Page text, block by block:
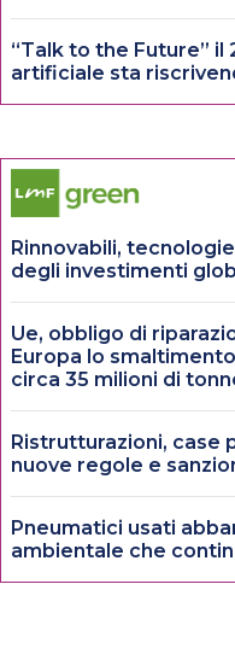
“Talk to the Future” il
artificiale sta
Rinnovabili,
degli investimenti
Ue, obbligo di
Europa lo
circa 35 milioni di
Ristrutturazioni, case
nuove regole e
Pneumatici usati
ambientale che